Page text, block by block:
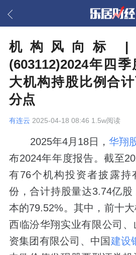
机构风向标 |
(603112)2024年四
大机构持股比例合
分点
有连云 2025-04-18 08:46 1.5w阅读
2025年4月18日，华翔
布2024年年度报告。截至
有76个机构投资者披露持
份，合计持股量达3.74亿
本的79.52%。其中，前十
西临汾华翔实业有限公司
资集团有限公司、中国建设